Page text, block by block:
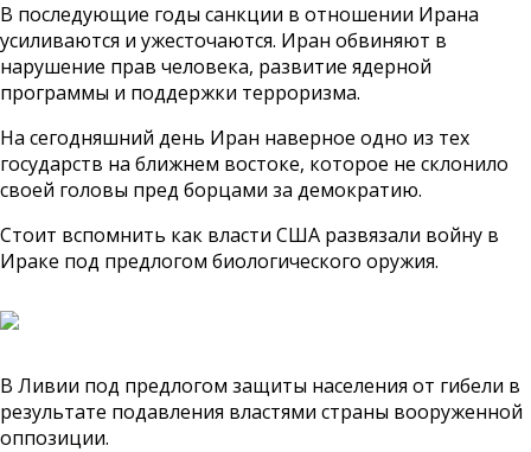
В последующие годы санкции в отношении Ирана
усиливаются и ужесточаются. Иран обвиняют в
нарушение прав человека, развитие ядерной
программы и поддержки терроризма.
На сегодняшний день Иран наверное одно из тех
государств на ближнем востоке, которое не склонило
своей головы пред борцами за демократию.
Стоит вспомнить как власти США развязали войну в
Ираке под предлогом биологического оружия.
В Ливии под предлогом защиты населения от гибели в
результате подавления властями страны вооруженной
оппозиции.